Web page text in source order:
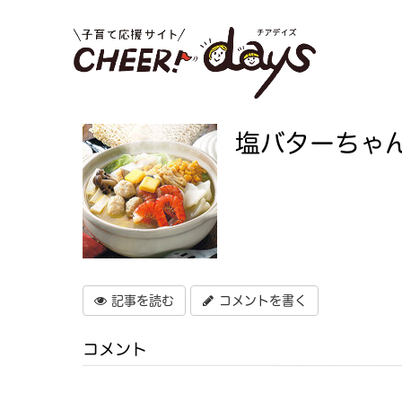
塩バターちゃ
記事を読む コメントを書く
コメント